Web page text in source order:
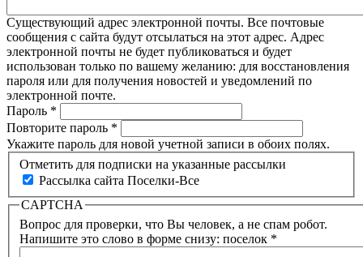
Существующий адрес электронной почты. Все почтовые
сообщения с сайта будут отсылаться на этот адрес. Адрес
электронной почты не будет публиковаться и будет
использован только по вашему желанию: для восстановления
пароля или для получения новостей и уведомлений по
электронной почте.
Пароль *
Повторите пароль *
Укажите пароль для новой учетной записи в обоих полях.
Отметить для подписки на указанные рассылки
Рассылка сайта Поселки-Все
CAPTCHA
Вопрос для проверки, что Вы человек, а не спам робот.
Напишите это слово в форме снизу: поселок *